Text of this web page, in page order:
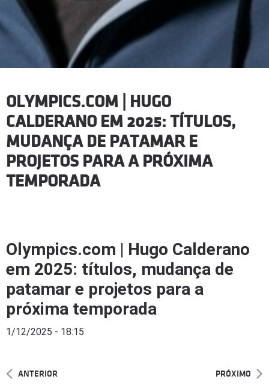
OLYMPICS.COM | HUGO
CALDERANO EM 2025: TÍTULOS,
MUDANÇA DE PATAMAR E
PROJETOS PARA A PRÓXIMA
TEMPORADA
Olympics.com | Hugo Calderano
em 2025: títulos, mudança de
patamar e projetos para a
próxima temporada
1/12/2025 - 18:15
ANTERIOR PRÓXIMO